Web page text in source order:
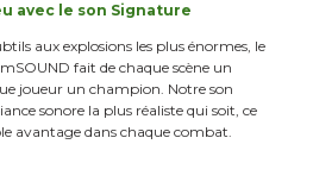
avec le son Signature
aux explosions les plus énormes, le
fait de chaque scène un
joueur un champion. Notre son
sonore la plus réaliste qui soit, ce
avantage dans chaque combat.